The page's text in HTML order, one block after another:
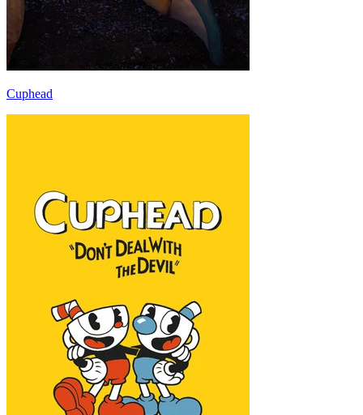
Cuphead